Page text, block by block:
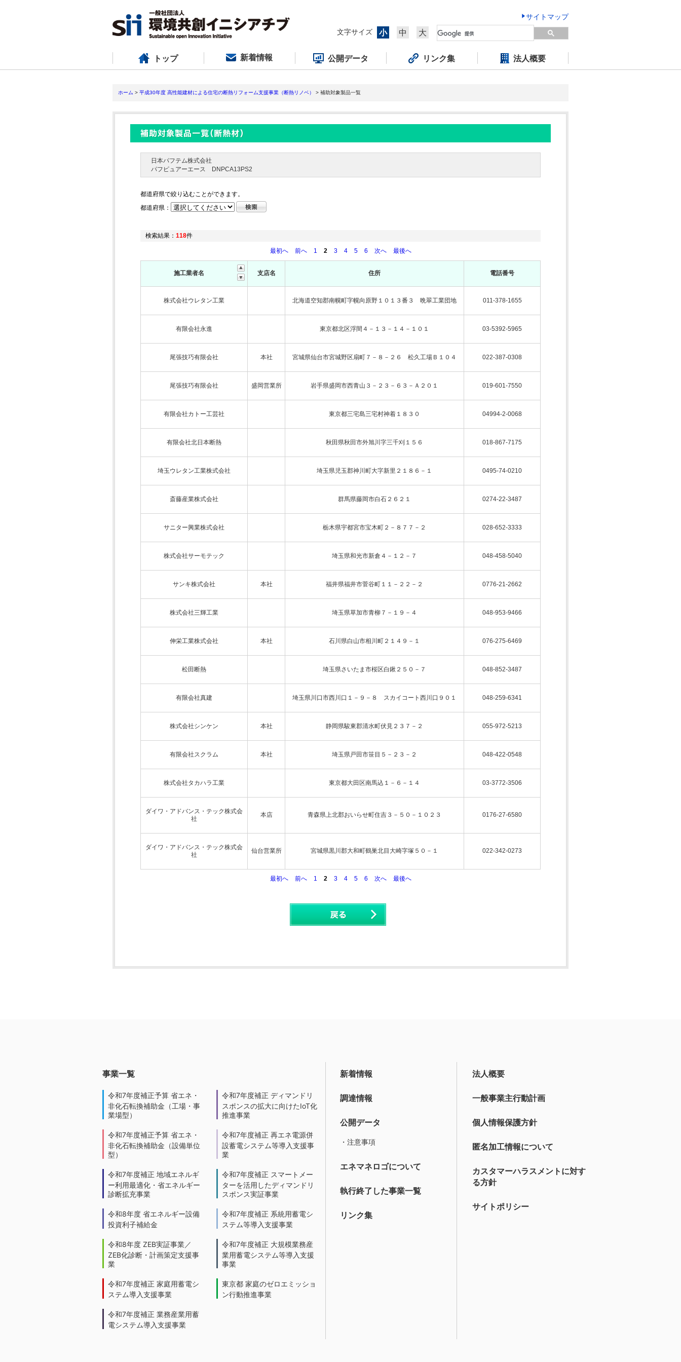
サイトマップ
文字サイズ
小 中 大
トップ 新着情報 公開データ リンク集 法人概要
ホーム > 平成30年度 高性能建材による住宅の断熱リフォーム支援事業（断熱リノベ） > 補助対象製品一覧
日本パフテム株式会社
パフピュアーエース DNPCA13PS2
都道府県で絞り込むことができます。
都道府県：
検索結果： 118件
最初へ 前へ 1 2 3 4 5 6 次へ 最後へ
施工業者名 支店名 住所 電話番号
株式会社ウレタン工業 北海道空知郡南幌町字幌向原野１０１３番３ 晩翠工業団地 011-378-1655
有限会社永進 東京都北区浮間４－１３－１４－１０１ 03-5392-5965
尾張技巧有限会社 本社 宮城県仙台市宮城野区扇町７－８－２６ 松久工場Ｂ１０４ 022-387-0308
尾張技巧有限会社 盛岡営業所 岩手県盛岡市西青山３－２３－６３－Ａ２０１ 019-601-7550
有限会社カトー工芸社 東京都三宅島三宅村神着１８３０ 04994-2-0068
有限会社北日本断熱 秋田県秋田市外旭川字三千刈１５６ 018-867-7175
埼玉ウレタン工業株式会社 埼玉県児玉郡神川町大字新里２１８６－１ 0495-74-0210
斎藤産業株式会社 群馬県藤岡市白石２６２１ 0274-22-3487
サニター興業株式会社 栃木県宇都宮市宝木町２－８７７－２ 028-652-3333
株式会社サーモテック 埼玉県和光市新倉４－１２－７ 048-458-5040
サンキ株式会社 本社 福井県福井市菅谷町１１－２２－２ 0776-21-2662
株式会社三輝工業 埼玉県草加市青柳７－１９－４ 048-953-9466
伸栄工業株式会社 本社 石川県白山市相川町２１４９－１ 076-275-6469
松田断熱 埼玉県さいたま市桜区白鍬２５０－７ 048-852-3487
有限会社真建 埼玉県川口市西川口１－９－８ スカイコート西川口９０１ 048-259-6341
株式会社シンケン 本社 静岡県駿東郡清水町伏見２３７－２ 055-972-5213
有限会社スクラム 本社 埼玉県戸田市笹目５－２３－２ 048-422-0548
株式会社タカハラ工業 東京都大田区南馬込１－６－１４ 03-3772-3506
ダイワ・アドバンス・テック株式会
社
本店 青森県上北郡おいらせ町住吉３－５０－１０２３ 0176-27-6580
ダイワ・アドバンス・テック株式会
社
仙台営業所 宮城県黒川郡大和町鶴巣北目大崎字塚５０－１ 022-342-0273
最初へ 前へ 1 2 3 4 5 6 次へ 最後へ
事業一覧
令和7年度補正予算 省エネ・
非化石転換補助金（工場・事
業場型）
令和7年度補正予算 省エネ・
非化石転換補助金（設備単位
型）
令和7年度補正 地域エネルギ
ー利用最適化・省エネルギー
診断拡充事業
令和8年度 省エネルギー設備
投資利子補給金
令和8年度 ZEB実証事業／
ZEB化診断・計画策定支援事
業
令和7年度補正 家庭用蓄電シ
ステム導入支援事業
令和7年度補正 業務産業用蓄
電システム導入支援事業
令和7年度補正 ディマンドリ
スポンスの拡大に向けたIoT化
推進事業
令和7年度補正 再エネ電源併
設蓄電システム等導入支援事
業
令和7年度補正 スマートメー
ターを活用したディマンドリ
スポンス実証事業
令和7年度補正 系統用蓄電シ
ステム等導入支援事業
令和7年度補正 大規模業務産
業用蓄電システム等導入支援
事業
東京都 家庭のゼロエミッショ
ン行動推進事業
新着情報
調達情報
公開データ
・注意事項
エネマネロゴについて
執行終了した事業一覧
リンク集
法人概要
一般事業主行動計画
個人情報保護方針
匿名加工情報について
カスタマーハラスメントに対す
る方針
サイトポリシー